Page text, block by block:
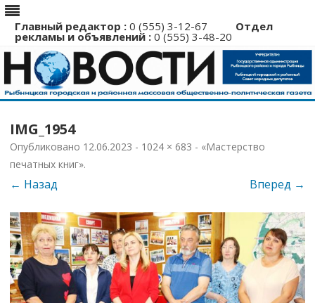
Главный редактор : 0 (555) 3-12-67 Отдел
рекламы и объявлений : 0 (555) 3-48-20
Перейти
IMG_1954
Опубликовано 12.06.2023 - 1024 × 683 - «Мастерство
печатных книг».
← Назад Вперед →